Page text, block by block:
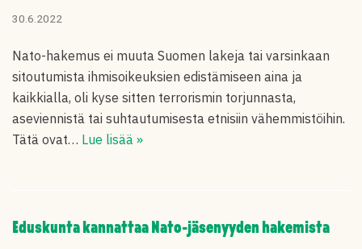
30.6.2022
Nato-hakemus ei muuta Suomen lakeja tai varsinkaan
sitoutumista ihmisoikeuksien edistämiseen aina ja
kaikkialla, oli kyse sitten terrorismin torjunnasta,
aseviennistä tai suhtautumisesta etnisiin vähemmistöihin.
Tätä ovat… Lue lisää »
Eduskunta kannattaa Nato-jäsenyyden hakemista